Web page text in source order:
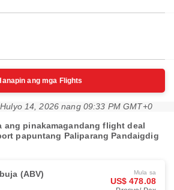
ang mga Flights
Hulyo 14, 2026 nang 09:33 PM GMT+0
ang pinakamagandang flight deal
papuntang Paliparang Pandaigdig
(ABV) Mula sa
US$ 478.08